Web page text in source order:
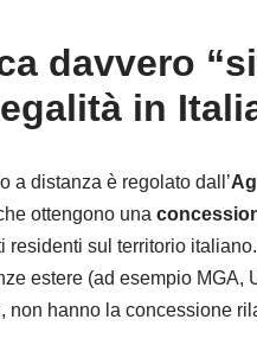
davvero
in
a distanza è regolato dall’
ottengono una
sul territorio
estere (ad esempio
non hanno la concessione